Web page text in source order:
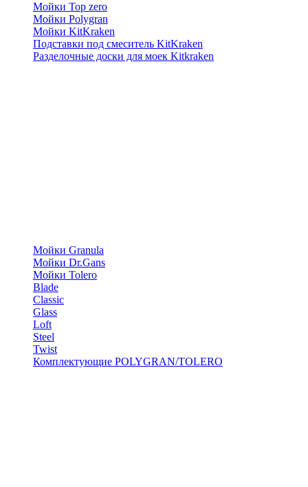
Мойки Top zero
Мойки Polygran
Мойки KitKraken
Подставки под смеситель KitKraken
Разделочные доски для моек Kitkraken
Мойки Granula
Мойки Dr.Gans
Мойки Tolero
Blade
Classic
Glass
Loft
Steel
Twist
Комплектующие POLYGRAN/TOLERO